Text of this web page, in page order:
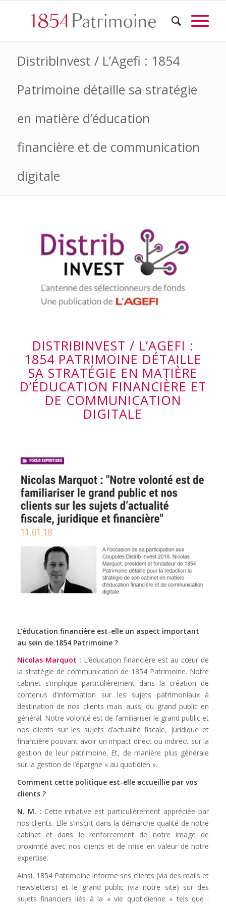
DistribInvest / L’Agefi : 1854
Patrimoine détaille sa stratégie
en matière d’éducation
financière et de communication
digitale
DISTRIBINVEST / L’AGEFI :
1854 PATRIMOINE DÉTAILLE
SA STRATÉGIE EN MATIÈRE
D’ÉDUCATION FINANCIÈRE ET
DE COMMUNICATION
DIGITALE
L’éducation financière est-elle un aspect important
au sein de 1854 Patrimoine ?
Nicolas Marquot : L’éducation financière est au cœur de
la stratégie de communication de 1854 Patrimoine. Notre
cabinet s’implique particulièrement dans la création de
contenus d’information sur les sujets patrimoniaux à
destination de nos clients mais aussi du grand public en
général. Notre volonté est de familiariser le grand public et
nos clients sur les sujets d’actualité fiscale, juridique et
financière pouvant avoir un impact direct ou indirect sur la
gestion de leur patrimoine. Et, de manière plus générale
sur la gestion de l’épargne « au quotidien ».
Comment cette politique est-elle accueillie par vos
clients ?
N. M. : Cette initiative est particulièrement appréciée par
nos clients. Elle s’inscrit dans la démarche qualité de notre
cabinet et dans le renforcement de notre image de
proximité avec nos clients et de mise en valeur de notre
expertise.
Ainsi, 1854 Patrimoine informe ses clients (via des mails et
newsletters) et le grand public (via notre site) sur des
sujets financiers liés à la « vie quotidienne » tels que :